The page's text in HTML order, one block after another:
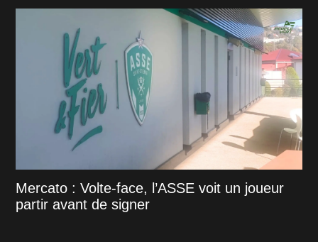
Mercato : Volte-face, l’ASSE voit un joueur
partir avant de signer